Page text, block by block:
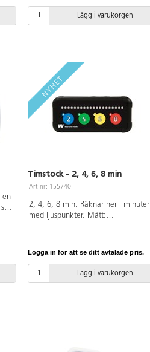
plan yta eller hängas på vägg. Den
har även en magnetisk baksida.
Lägg i varukorgen
en
Timstock - 2, 4, 6, 8 min
Art.nr: 155740
2, 4, 6, 8 min. Räknar ner i minuter
med ljuspunkter. Mått:
Logga in för att se ditt avtalade pris.
Lägg i varukorgen